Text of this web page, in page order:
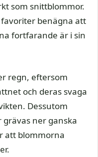
som snittblommor.
benägna att
fortfarande är i sin
regn, eftersom
och deras svaga
Dessutom
ner ganska
att blommorna